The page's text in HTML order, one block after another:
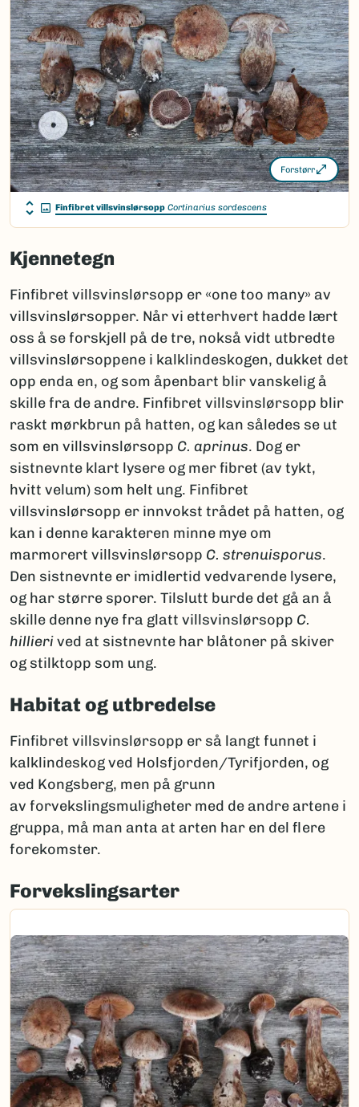
Forstørr
Finfibret villsvinslørsopp Cortinarius sordescens
Kjennetegn
Finfibret villsvinslørsopp er «one too many» av
villsvinslørsopper. Når vi etterhvert hadde lært
oss å se forskjell på de tre, nokså vidt utbredte
villsvinslørsoppene i kalklindeskogen, dukket det
opp enda en, og som åpenbart blir vanskelig å
skille fra de andre. Finfibret villsvinslørsopp blir
raskt mørkbrun på hatten, og kan således se ut
som en villsvinslørsopp C. aprinus. Dog er
sistnevnte klart lysere og mer fibret (av tykt,
hvitt velum) som helt ung. Finfibret
villsvinslørsopp er innvokst trådet på hatten, og
kan i denne karakteren minne mye om
marmorert villsvinslørsopp C. strenuisporus.
Den sistnevnte er imidlertid vedvarende lysere,
og har større sporer. Tilslutt burde det gå an å
skille denne nye fra glatt villsvinslørsopp C.
hillierived at sistnevnte har blåtoner på skiver
og stilktopp som ung.
Habitat og utbredelse
Finfibret villsvinslørsopp er så langt funnet i
kalklindeskog ved Holsfjorden/Tyrifjorden, og
ved Kongsberg, men på grunn
av forvekslingsmuligheter med de andre artene i
gruppa, må man anta at arten har en del flere
forekomster.
Forvekslingsarter